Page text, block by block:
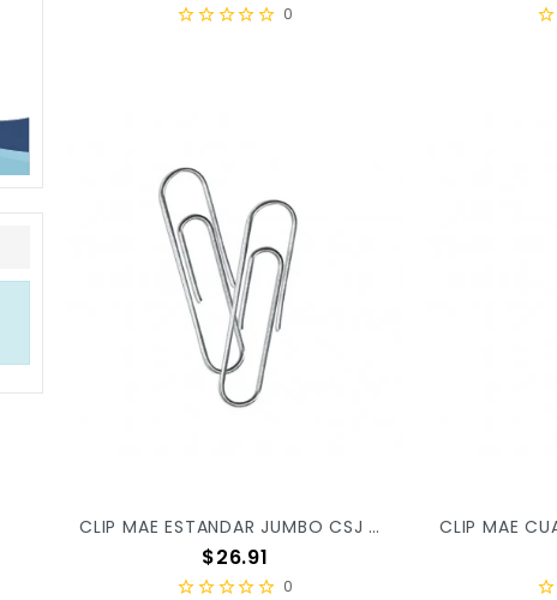
0
CLIP MAE ESTANDAR JUMBO CSJ C/100 X/100
Precio
$26.91
0